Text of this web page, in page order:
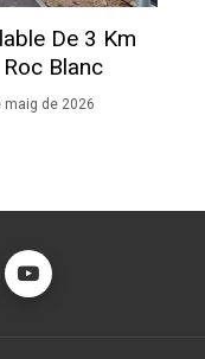
De 3 Km
Blanc
maig de 2026